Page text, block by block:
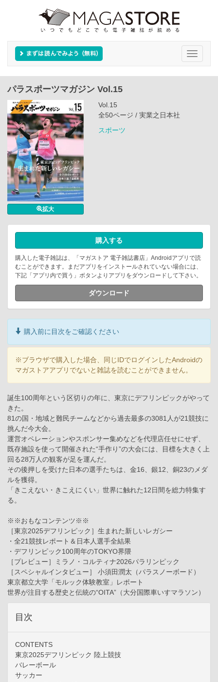
Toggle
パラスポーツマガジン Vol.15
拡大
Vol.15
全50ページ / 実業之日本社
スポーツ
購入する
購入した電子雑誌は、「マガストア 電子雑誌書店」Androidアプリで読
むことができます。まだアプリをインストールされていない場合には、
下記「アプリ内で買う」ボタンよりアプリをダウンロードして下さい。
ダウンロード
購入前に目次をご確認ください
※ブラウザで購入した場合、同じIDでログインしたAndroidの
マガストアアプリでないと雑誌を読むことができません。
誕生100周年という区切りの年に、東京にデフリンピックがやって
きた。
81の国・地域と難民チームなどから過去最多の3081人が21競技に
挑んだ今大会。
運営オペレーションやスポンサー集めなどを代理店任せにせず、
既存施設を使って開催された“手作り”の大会には、目標を大きく上
回る28万人の観客が足を運んだ。
その後押しを受けた日本の選手たちは、金16、銀12、銅23のメダ
ルを獲得。
「きこえない・きこえにくい」世界に触れた12日間を総力特集す
る。
※※おもなコンテンツ※※
［東京2025デフリンピック］生まれた新しいレガシー
・全21競技レポート＆日本人選手全結果
・デフリンピック100周年のTOKYO界隈
［プレビュー］ミラノ・コルティナ2026パラリンピック
［スペシャルインタビュー］ 小須田潤太（パラスノーボード）
東京都立大学「モルック体験教室」レポート
世界が注目する歴史と伝統の“OITA”（大分国際車いすマラソン）
目次
CONTENTS
東京2025デフリンピック 陸上競技
バレーボール
サッカー